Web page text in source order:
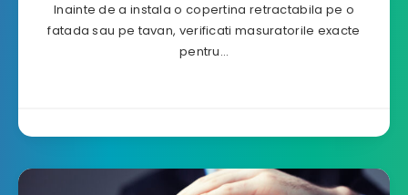
Inainte de a instala o copertina retractabila pe o
fatada sau pe tavan, verificati masuratorile exacte
pentru…